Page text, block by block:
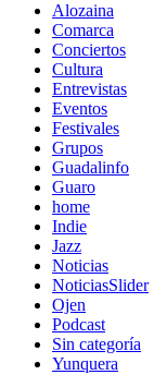
Alozaina
Comarca
Conciertos
Cultura
Entrevistas
Eventos
Festivales
Grupos
Guadalinfo
Guaro
home
Indie
Jazz
Noticias
NoticiasSlider
Ojen
Podcast
Sin categoría
Yunquera